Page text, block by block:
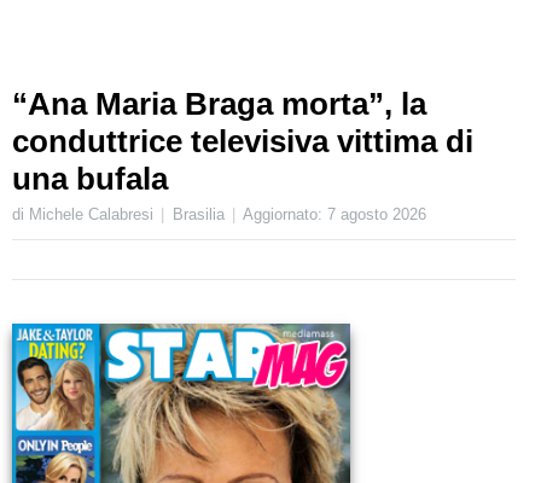
“Ana Maria Braga morta”, la
conduttrice televisiva vittima di
una bufala
di Michele Calabresi Brasilia Aggiornato: 7 agosto 2026